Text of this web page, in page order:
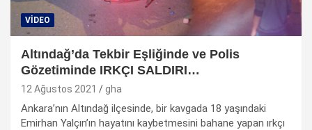
VIDEO
Altındağ’da Tekbir Eşliğinde ve Polis
Gözetiminde IRKÇI SALDIRI…
12 Ağustos 2021 gha
Ankara’nın Altındağ ilçesinde, bir kavgada 18 yaşındaki
Emirhan Yalçın’ın hayatını kaybetmesini bahane yapan ırkçı